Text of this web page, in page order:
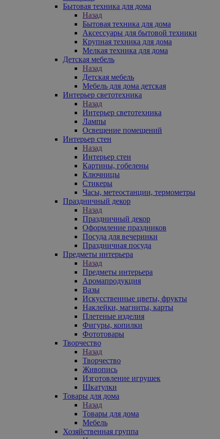
Бытовая техника для дома
Назад
Бытовая техника для дома
Аксессуары для бытовой техники
Крупная техника для дома
Мелкая техника для дома
Детская мебель
Назад
Детская мебель
Мебель для дома детская
Интерьер светотехника
Назад
Интерьер светотехника
Лампы
Освещение помещений
Интерьер стен
Назад
Интерьер стен
Картины, гобелены
Ключницы
Стикеры
Часы, метеостанции, термометры
Праздничный декор
Назад
Праздничный декор
Оформление праздников
Посуда для вечеринки
Праздничная посуда
Предметы интерьера
Назад
Предметы интерьера
Аромапродукция
Вазы
Искусственные цветы, фрукты
Наклейки, магниты, карты
Плетеные изделия
Фигуры, копилки
Фототовары
Творчество
Назад
Творчество
Живопись
Изготовление игрушек
Шкатулки
Товары для дома
Назад
Товары для дома
Мебель
Хозяйственная группа